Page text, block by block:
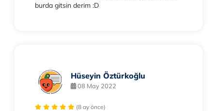
burda gitsin derim :D
Hüseyin Öztürkoğlu
08 May 2022
(8 ay önce)